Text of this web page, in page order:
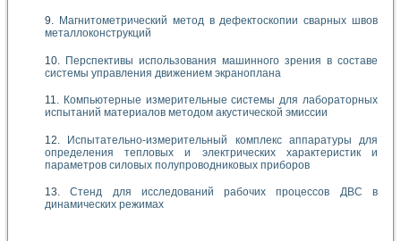
Магнитометрический метод в дефектоскопии сварных швов
металлоконструкций
Перспективы использования машинного зрения в составе
системы управления движением экраноплана
Компьютерные измерительные системы для лабораторных
испытаний материалов методом акустической эмиссии
Испытательно-измерительный комплекс аппаратуры для
определения тепловых и электрических характеристик и
параметров силовых полупроводниковых приборов
Стенд для исследований рабочих процессов ДВС в
динамических режимах